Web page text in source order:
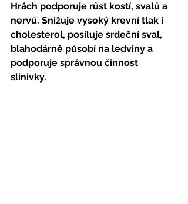
Hrách podporuje růst kostí, svalů a
nervů. Snižuje vysoký krevní tlak i
cholesterol, posiluje srdeční sval,
blahodárně působí na ledviny a
podporuje správnou činnost
slinivky.